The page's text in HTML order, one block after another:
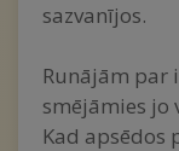
sazvanījos.
Runājām par
smējāmies jo
Kad apsēdos